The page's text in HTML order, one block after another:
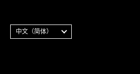
中文（简体）